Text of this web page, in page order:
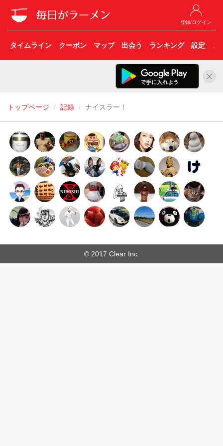
登録/ログイン
タイムライン クーポン マップ 出会う ランキング 設定 こ
トップページ 記録 ナイスラー！
© 2017 Clear Inc.